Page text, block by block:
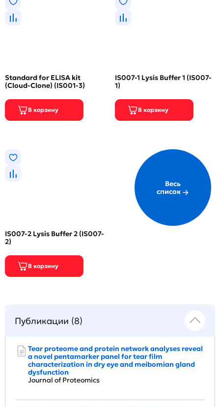
Standard for ELISA kit
(Cloud-Clone) (IS001-3)
IS007-1 Lysis Buffer 1 (IS007-
1)
IS007-2 Lysis Buffer 2 (IS007-
2)
Весь
список
Публикации (8)
Tear proteome and protein network analyses reveal
a novel pentamarker panel for tear film
characterization in dry eye and meibomian gland
dysfunction
Journal of Proteomics